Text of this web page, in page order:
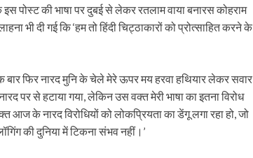
इस पोस्‍ट की भाषा पर दुबई से लेकर रतलाम वाया बनारस कोहराम
भी दी गई कि ‘हम तो हिंदी चिट्ठाकारों को प्रोत्‍साहित करने के
बार फिर नारद मुनि के चेले मेरे ऊपर मय हरवा हथियार लेकर सवार
पर से हटाया गया, लेकिन उस वक्‍त मेरी भाषा का इतना विरोध
के नारद विरोधियों को लोकप्रियता का डेंगू लगा रहा हो, जो
की दुनिया में टिकना संभव नहीं।’